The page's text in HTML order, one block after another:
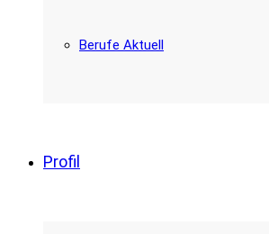
Berufe Aktuell
Profil